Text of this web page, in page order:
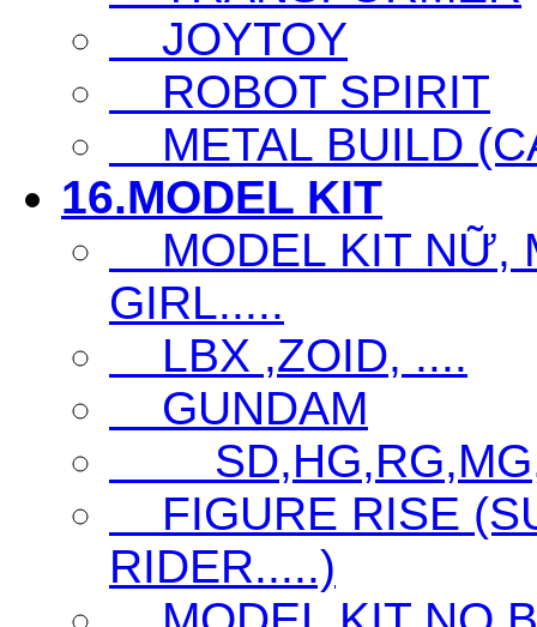
JOYTOY
ROBOT SPIRIT
METAL BUILD
16.MODEL KIT
MODEL KIT NỮ,
GIRL.....
LBX ,ZOID, ....
GUNDAM
FIGURE RISE
RIDER.....)